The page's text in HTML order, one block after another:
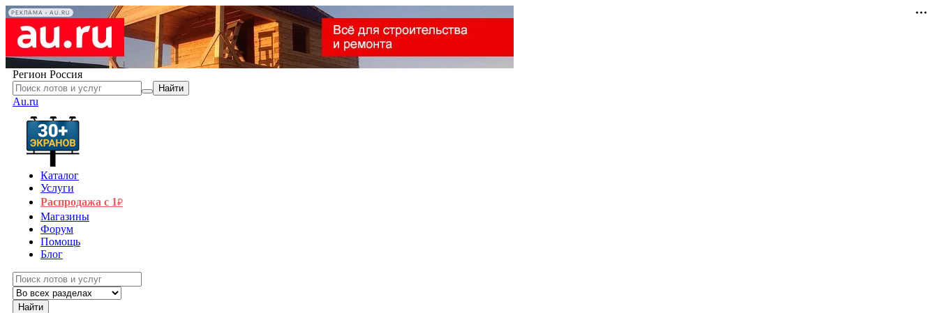
РЕКЛАМА • AU.RU
Регион Россия
Найти
Au.ru
Каталог
Услуги
Распродажа с 1₽
Магазины
Форум
Помощь
Блог
Найти